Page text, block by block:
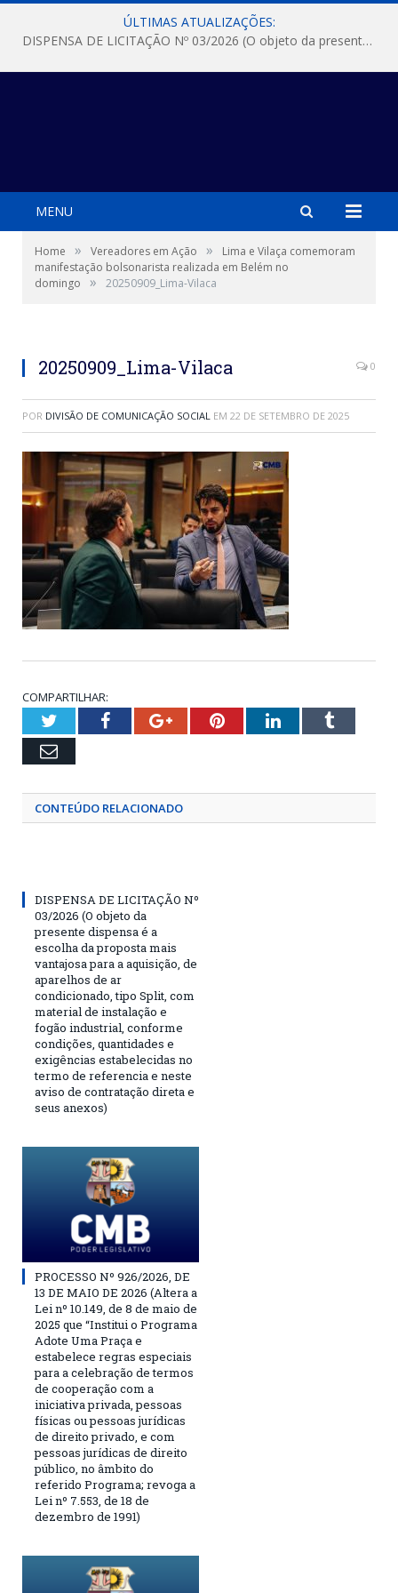
ÚLTIMAS ATUALIZAÇÕES:
DISPENSA DE LICITAÇÃO Nº 03/2026 (O objeto da presente dispensa é a escolha da proposta mais vantajosa para a aquisição, de aparelhos de ar condicionado, tipo Split, com material de instalação e fogão industrial, conforme condições, quantidades e exigências estabelecidas no termo de referencia e neste aviso de contratação direta e seus anexos)
MENU
Home » Vereadores em Ação »
Lima e Vilaça comemoram
manifestação bolsonarista realizada em Belém no
domingo
» 20250909_Lima-Vilaca
20250909_Lima-Vilaca 0
POR DIVISÃO DE COMUNICAÇÃO SOCIAL EM 22 DE SETEMBRO DE 2025
COMPARTILHAR:
TwitterFacebookGoogle+PinterestLinkedInTumblr
Email
CONTEÚDO RELACIONADO
DISPENSA DE LICITAÇÃO Nº
03/2026 (O objeto da
presente dispensa é a
escolha da proposta mais
vantajosa para a aquisição, de
aparelhos de ar
condicionado, tipo Split, com
material de instalação e
fogão industrial, conforme
condições, quantidades e
exigências estabelecidas no
termo de referencia e neste
aviso de contratação direta e
seus anexos)
PROCESSO Nº 926/2026, DE
13 DE MAIO DE 2026 (Altera a
Lei nº 10.149, de 8 de maio de
2025 que “Institui o Programa
Adote Uma Praça e
estabelece regras especiais
para a celebração de termos
de cooperação com a
iniciativa privada, pessoas
físicas ou pessoas jurídicas
de direito privado, e com
pessoas jurídicas de direito
público, no âmbito do
referido Programa; revoga a
Lei nº 7.553, de 18 de
dezembro de 1991)